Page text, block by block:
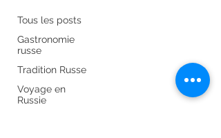
Tous les posts
Gastronomie
russe
Tradition Russe
Voyage en
Russie